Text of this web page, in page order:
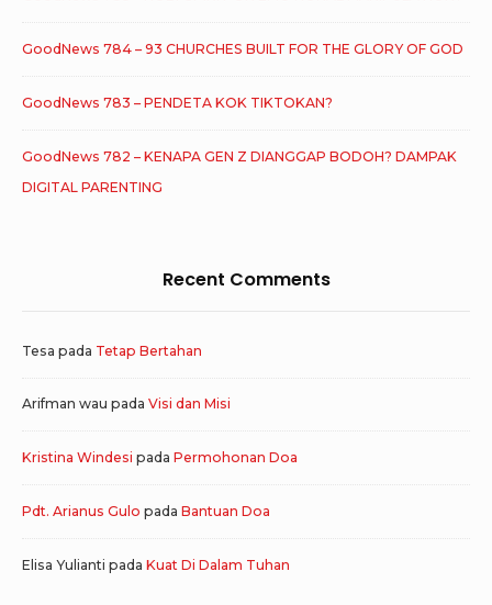
GoodNews 784 – 93 CHURCHES BUILT FOR THE GLORY OF GOD
GoodNews 783 – PENDETA KOK TIKTOKAN?
GoodNews 782 – KENAPA GEN Z DIANGGAP BODOH? DAMPAK
DIGITAL PARENTING
Recent Comments
Tesa pada Tetap Bertahan
Arifman wau pada Visi dan Misi
Kristina Windesi pada Permohonan Doa
Pdt. Arianus Gulo pada Bantuan Doa
Elisa Yulianti pada Kuat Di Dalam Tuhan